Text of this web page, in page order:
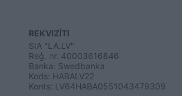
REKVIZĪTI
SIA "LA.LV"
Reģ. nr. 40003616846
Banka: Swedbanka
Kods: HABALV22
Konts: LV64HABA0551043479309